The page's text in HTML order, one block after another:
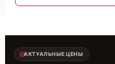
АКТУАЛЬНЫЕ ЦЕНЫ